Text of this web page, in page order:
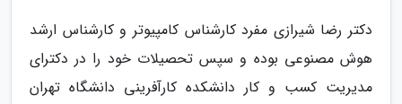
دکتر رضا شیرازی مفرد کارشناس کامپیوتر و کارشناس ارشد
هوش مصنوعی بوده و سپس تحصیلات خود را در دکترای
مدیریت کسب و کار دانشکده کارآفرینی دانشگاه تهران